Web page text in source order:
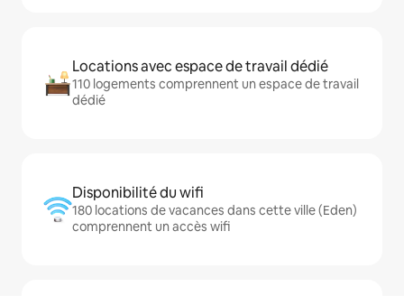
Locations avec espace de travail dédié
110 logements comprennent un espace de travail
dédié
Disponibilité du wifi
180 locations de vacances dans cette ville (Eden)
comprennent un accès wifi